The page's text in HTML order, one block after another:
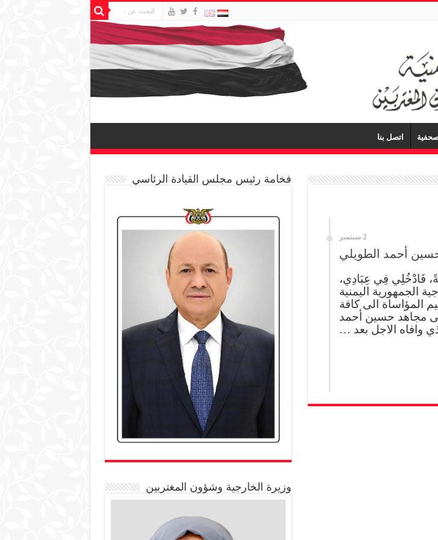
اتصل بنا
2 سبتمبر
أحمد الطويلي
فَادْخُلِي فِي عِبَادِي،
الجمهورية اليمنية
المؤاساة الى كافة
مجاهد حسين أحمد
وافاه الاجل بعد …
فخامة رئيس مجلس القيادة الرئاسي
وزيرة الخارجية وشؤون المغتربين